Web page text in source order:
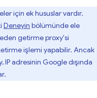
için ek hususlar vardır.
Deneyin bölümünde ele
getirme proxy'si
işlemi yapabilir. Ancak
adresinin Google dışında